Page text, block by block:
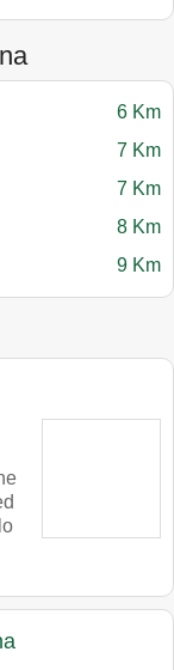
6 Km
7 Km
7 Km
8 Km
9 Km